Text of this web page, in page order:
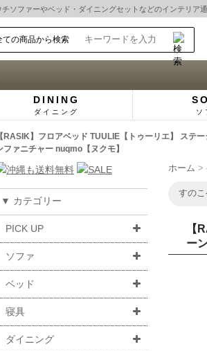
チソファーやベッド ・ ダイニングセット などのインテリア
DINING
ダイニング ソ
【RASIK】フロアベッド TUULIE【トゥーリエ】 ステ
ファニチャー nuqmo【ヌクモ】
▼ カテゴリー
PICK UP
ソファ
ベッド
寝具
ダイニング
ホーム
すの
【
ー